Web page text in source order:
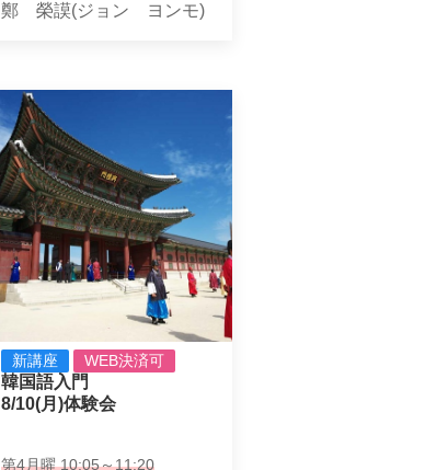
鄭 榮謨(ジョン ヨンモ)
新講座 WEB決済可
韓国語入門
8/10(月)体験会
第4月曜 10:05～11:20